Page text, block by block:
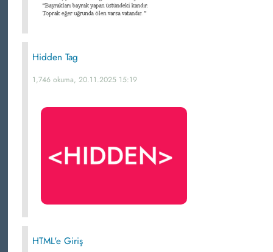
Hidden Tag
1,746 okuma, 20.11.2025 15:19
HTML'e Giriş